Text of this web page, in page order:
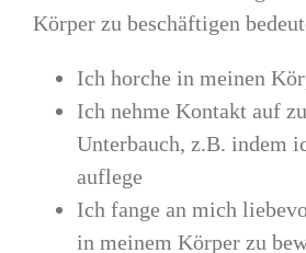
Körper zu beschäftigen
Ich horche in meinen
Ich nehme Kontakt auf
Unterbauch, z.B. indem
auflege
Ich fange an mich
in meinem Körper zu